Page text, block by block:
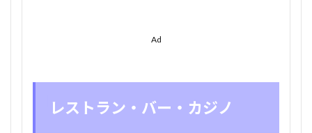
Ad
レストラン・バー・カジノ